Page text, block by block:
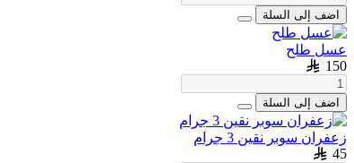
اضف إلى السلة
عسل طلح
150
اضف إلى السلة
زعفران سوبر نقين 3 جرام
45